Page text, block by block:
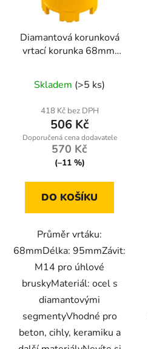
Diamantová korunková
vrtací korunka 68mm,
Skladem (>5 ks)
418 Kč bez DPH
506 Kč
570 Kč
(–11 %)
DO KOŠÍKU
Průměr vrtáku:
68mmDélka: 95mmZávit:
M14 pro úhlové
bruskyMateriál: ocel s
diamantovými
segmentyVhodné pro
beton, cihly, keramiku a